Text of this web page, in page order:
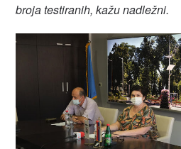
broja testiranih, kažu nadležni.